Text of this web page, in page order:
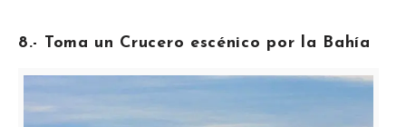
8.- Toma un Crucero escénico por la Bahía